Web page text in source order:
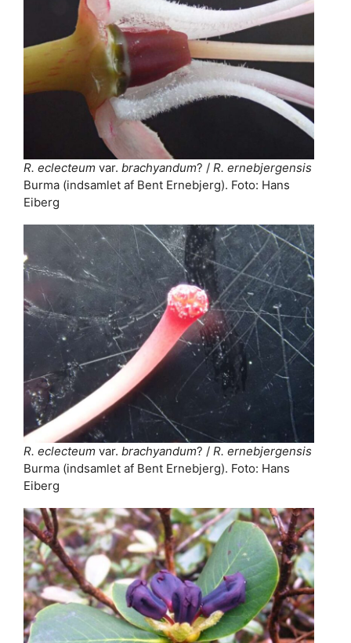
R. eclecteum var. brachyandum? / R. ernebjergensis
Burma (indsamlet af Bent Ernebjerg). Foto: Hans
Eiberg
R. eclecteum var. brachyandum? / R. ernebjergensis
Burma (indsamlet af Bent Ernebjerg). Foto: Hans
Eiberg